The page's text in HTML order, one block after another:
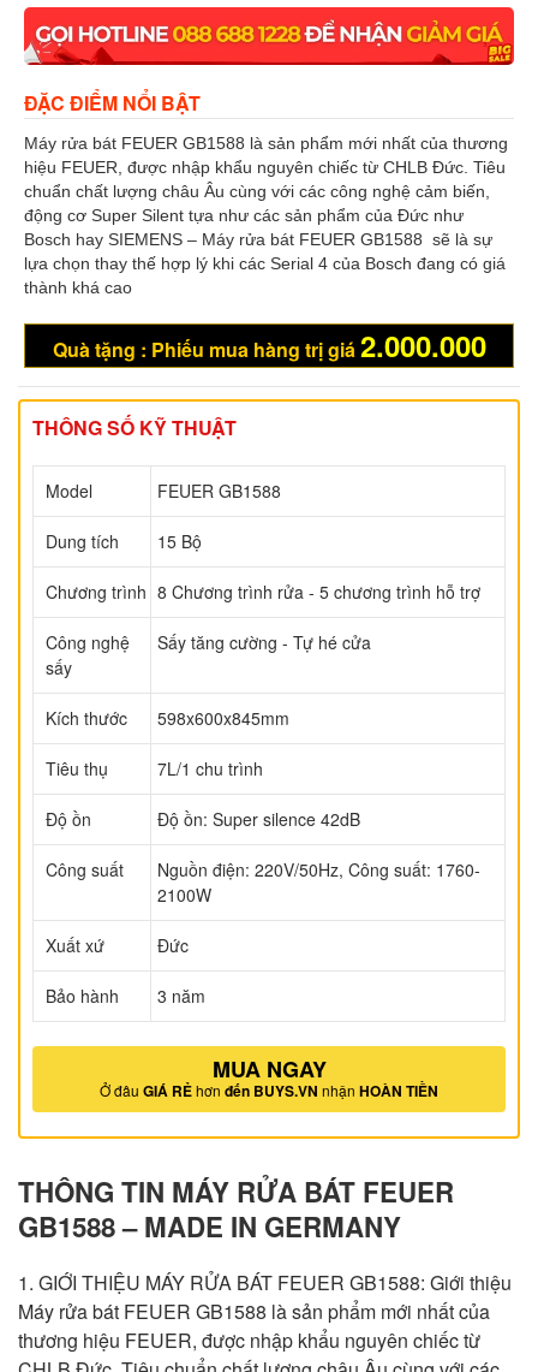
ĐẶC ĐIỂM NỔI BẬT
Máy rửa bát FEUER GB1588 là sản phẩm mới nhất của thương
hiệu FEUER, được nhập khẩu nguyên chiếc từ CHLB Đức. Tiêu
chuẩn chất lượng châu Âu cùng với các công nghệ cảm biến,
động cơ Super Silent tựa như các sản phẩm của Đức như
Bosch hay SIEMENS – Máy rửa bát FEUER GB1588 sẽ là sự
lựa chọn thay thế hợp lý khi các Serial 4 của Bosch đang có giá
thành khá cao
Quà tặng : Phiếu mua hàng trị giá2.000.000
THÔNG SỐ KỸ THUẬT
Model FEUER GB1588
Dung tích 15 Bộ
Chương trình 8 Chương trình rửa - 5 chương trình hỗ trợ
Công nghệ
sấy
Sấy tăng cường - Tự hé cửa
Kích thước 598x600x845mm
Tiêu thụ 7L/1 chu trình
Độ ồn Độ ồn: Super silence 42dB
Công suất
Nguồn điện: 220V/50Hz, Công suất: 1760-
2100W
Xuất xứ Đức
Bảo hành 3 năm
MUA NGAY
Ở đâu GIÁ RẺhơn đến BUYS.VN nhận HOÀN TIỀN
THÔNG TIN MÁY RỬA BÁT FEUER
GB1588 – MADE IN GERMANY
1. GIỚI THIỆU MÁY RỬA BÁT FEUER GB1588: Giới thiệu
Máy rửa bát FEUER GB1588 là sản phẩm mới nhất của
thương hiệu FEUER, được nhập khẩu nguyên chiếc từ